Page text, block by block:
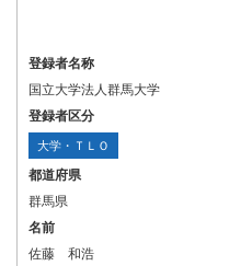
登録者名称
国立大学法人群馬大学
登録者区分
大学・ＴＬＯ
都道府県
群馬県
名前
佐藤 和浩